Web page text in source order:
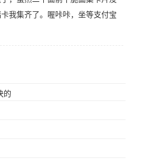
我集齐了。喔咔咔，坐等支付宝
的